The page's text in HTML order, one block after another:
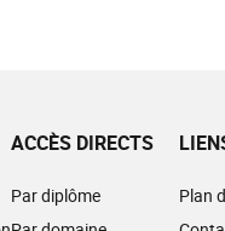
ACCÈS DIRECTS
Par diplôme
Plan